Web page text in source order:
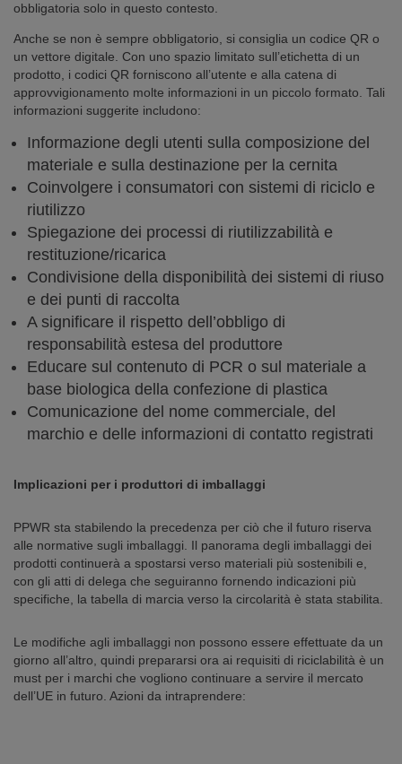
obbligatoria solo in questo contesto.
Anche se non è sempre obbligatorio, si consiglia un codice QR o
un vettore digitale. Con uno spazio limitato sull’etichetta di un
prodotto, i codici QR forniscono all’utente e alla catena di
approvvigionamento molte informazioni in un piccolo formato. Tali
informazioni suggerite includono:
Informazione degli utenti sulla composizione del
materiale e sulla destinazione per la cernita
Coinvolgere i consumatori con sistemi di riciclo e
riutilizzo
Spiegazione dei processi di riutilizzabilità e
restituzione/ricarica
Condivisione della disponibilità dei sistemi di riuso
e dei punti di raccolta
A significare il rispetto dell’obbligo di
responsabilità estesa del produttore
Educare sul contenuto di PCR o sul materiale a
base biologica della confezione di plastica
Comunicazione del nome commerciale, del
marchio e delle informazioni di contatto registrati
Implicazioni per i produttori di imballaggi
PPWR sta stabilendo la precedenza per ciò che il futuro riserva
alle normative sugli imballaggi. Il panorama degli imballaggi dei
prodotti continuerà a spostarsi verso materiali più sostenibili e,
con gli atti di delega che seguiranno fornendo indicazioni più
specifiche, la tabella di marcia verso la circolarità è stata stabilita.
Le modifiche agli imballaggi non possono essere effettuate da un
giorno all’altro, quindi prepararsi ora ai requisiti di riciclabilità è un
must per i marchi che vogliono continuare a servire il mercato
dell’UE in futuro. Azioni da intraprendere: